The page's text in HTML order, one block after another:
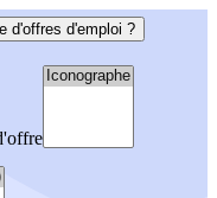
d'offres d'emploi ?